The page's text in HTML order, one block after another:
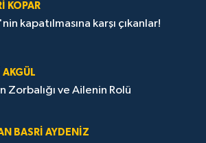
KOPAR
kapatılmasına karşı çıkanlar!
AKGÜL
Zorbalığı ve Ailenin Rolü
BASRI AYDENIZ